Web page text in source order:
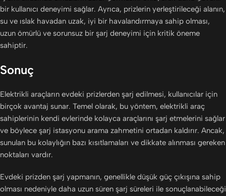
bir kullanıcı deneyimi sağlar. Ayrıca, prizlerin yerleştirileceği alanın,
su ve ıslak havadan uzak, iyi bir havalandırmaya sahip olması,
uzun ömürlü ve sorunsuz bir şarj deneyimi için kritik öneme
sahiptir.
Sonuç
Elektrikli araçların evdeki prizlerden şarj edilmesi, kullanıcılar için
birçok avantaj sunar. Temel olarak, bu yöntem, elektrikli araç
sahiplerinin kendi evlerinde kolayca araçlarını şarj etmelerini sağlar
ve böylece şarj istasyonu arama zahmetini ortadan kaldırır. Ancak,
sunulan bu kolaylığın bazı kısıtlamaları ve dikkate alınması gereken
noktaları vardır.
Evdeki prizden şarj yapmanın, genellikle düşük güç çıkışına sahip
olması nedeniyle daha uzun süren şarj süreleri ile sonuçlanabileceği